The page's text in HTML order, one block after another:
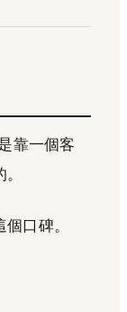
靠一個客
口碑。